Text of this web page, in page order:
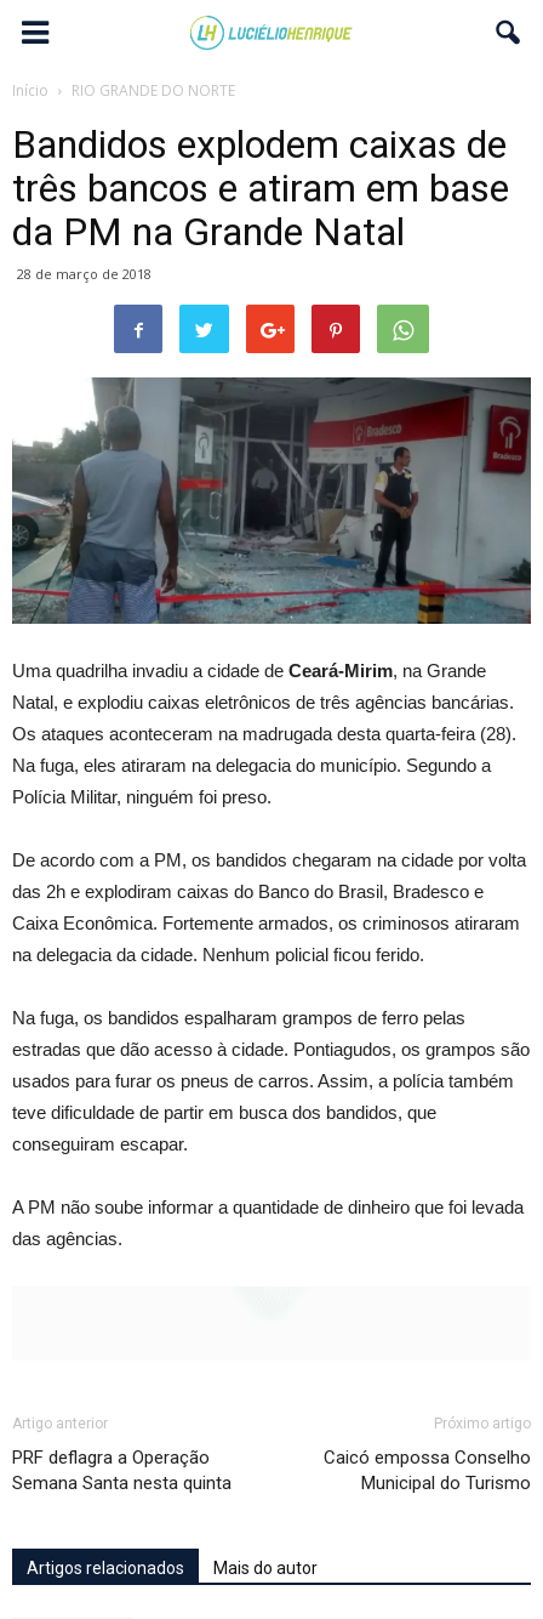
Início RIO GRANDE DO NORTE
Bandidos explodem caixas de
três bancos e atiram em base
da PM na Grande Natal
28 de março de 2018
Uma quadrilha invadiu a cidade de Ceará-Mirim, na Grande
Natal, e explodiu caixas eletrônicos de três agências bancárias.
Os ataques aconteceram na madrugada desta quarta-feira (28).
Na fuga, eles atiraram na delegacia do município. Segundo a
Polícia Militar, ninguém foi preso.
De acordo com a PM, os bandidos chegaram na cidade por volta
das 2h e explodiram caixas do Banco do Brasil, Bradesco e
Caixa Econômica. Fortemente armados, os criminosos atiraram
na delegacia da cidade. Nenhum policial ficou ferido.
Na fuga, os bandidos espalharam grampos de ferro pelas
estradas que dão acesso à cidade. Pontiagudos, os grampos são
usados para furar os pneus de carros. Assim, a polícia também
teve dificuldade de partir em busca dos bandidos, que
conseguiram escapar.
A PM não soube informar a quantidade de dinheiro que foi levada
das agências.
Artigo anterior
PRF deflagra a Operação
Semana Santa nesta quinta
Próximo artigo
Caicó empossa Conselho
Municipal do Turismo
Artigos relacionados Mais do autor